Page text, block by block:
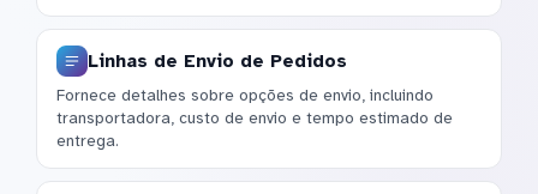
Linhas de Envio de Pedidos
Fornece detalhes sobre opções de envio, incluindo
transportadora, custo de envio e tempo estimado de
entrega.